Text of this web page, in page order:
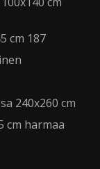
cm 187
240x260 cm
cm harmaa